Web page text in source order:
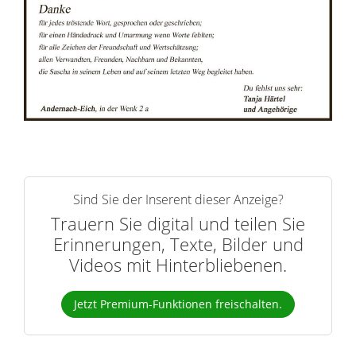
n
Sind Sie der Inserent dieser Anzeige?
Trauern Sie digital und teilen Sie
Erinnerungen, Texte, Bilder und
Videos mit Hinterbliebenen.
Jetzt Premium-Funktionen freischalten.